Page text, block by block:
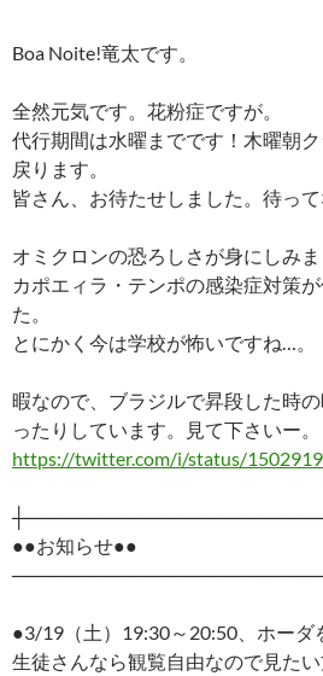
Boa Noite!竜太です。
全然元気です。花粉症ですが。
代行期間は水曜までです！木曜朝
戻ります。
皆さん、お待たせしました。待って
オミクロンの恐ろしさが身にしみ
カポエィラ・テンポの感染症対策
た。
とにかく今は学校が怖いですね…。
暇なので、ブラジルで昇段した時
ったりしています。見て下さいー。
https://twitter.com/i/status/
●●お知らせ●●
●3/19（土）19:30～20:50、ホーダ
生徒さんなら観覧自由なので見た